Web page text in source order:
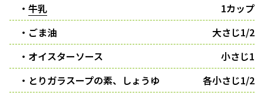
・ 牛乳
1カップ
・ごま油
大さじ1/2
・オイスターソース
小さじ1
・とりガラスープの素、しょうゆ
各小さじ1/2